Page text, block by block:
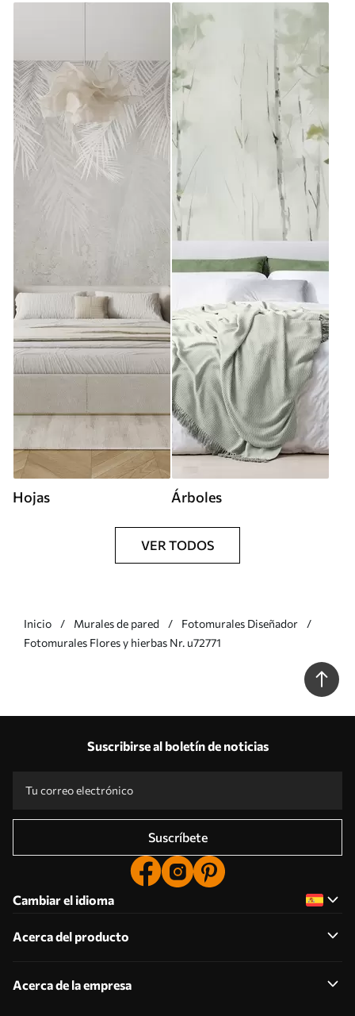
Hojas Árboles
VER TODOS
Inicio Murales de pared
Fotomurales Diseñador
Fotomurales Flores y hierbas Nr. u72771
Suscribirse al boletín de noticias
Suscríbete
Cambiar el idioma
Acerca del producto
Acerca de la empresa